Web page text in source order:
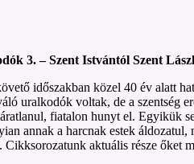
3. – Szent Istvántól Szent
időszakban közel 40 év alatt
uralkodók voltak, de a szentség
fiatalon hunyt el. Egyikük
annak a harcnak estek áldozatul,
Cikksorozatunk aktuális része őket